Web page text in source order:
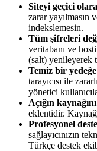
Siteyi geçici
zarar yayılmasın
indekslemesin.
Tüm şifreleri
veritabanı ve
(salt) yenileyerek
Temiz bir
tarayıcısı ile
yönetici
Açığın
eklentidir.
Profesyonel
sağlayıcınızın
Türkçe destek